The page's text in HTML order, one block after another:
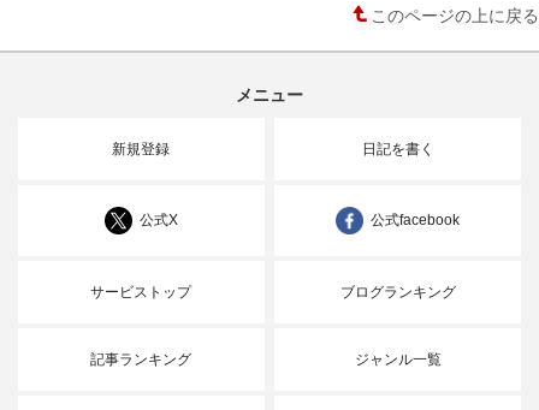
このページの上に戻る
メニュー
新規登録 日記を書く
公式X 公式facebook
サービストップ ブログランキング
記事ランキング ジャンル一覧